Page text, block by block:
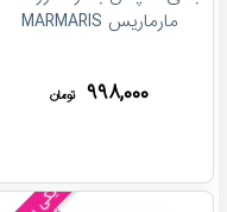
مارماریس MARMARIS
۹۹۸,۰۰۰ تومان